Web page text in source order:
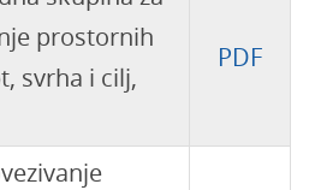
prostornih
svrha i cilj,
PDF